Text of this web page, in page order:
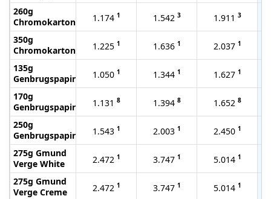
260g
Chromokarton
1.174 1 1.542 3 1.911 3
350g
Chromokarton
1.225 1 1.636 1 2.037 1
135g
Genbrugspapir
1.050 1 1.344 1 1.627 1
170g
Genbrugspapir
1.131 8 1.394 8 1.652 8
250g
Genbrugspapir
1.543 1 2.003 1 2.450 1
275g Gmund
Verge White
2.472 1 3.747 1 5.014 1
275g Gmund
Verge Creme
2.472 1 3.747 1 5.014 1